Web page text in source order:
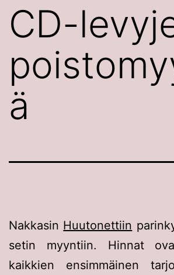
CD-
ä
Nakkasin Huutonettiin
setin myyntiin. Hinnat
kaikkien ensimmäinen